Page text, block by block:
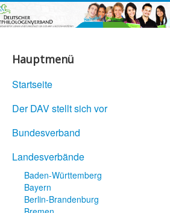
Hauptmenü
Startseite
Der DAV stellt sich vor
Bundesverband
Landesverbände
Baden-Württemberg
Bayern
Berlin-Brandenburg